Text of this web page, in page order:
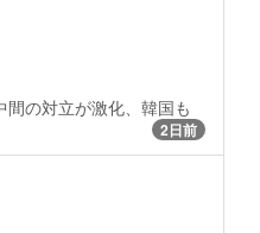
の対立が激化、韓国も
2日前